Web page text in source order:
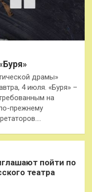
драмы»
4 июля. «Буря» –
на
прежнему
пойти по
театра